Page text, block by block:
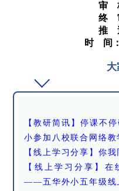
审
终
推
时 间：
大
【教研简讯】停课不
小参加八校联合网络教
【线上学习分享】你
【线上学习分享】
——五华外小五年级线